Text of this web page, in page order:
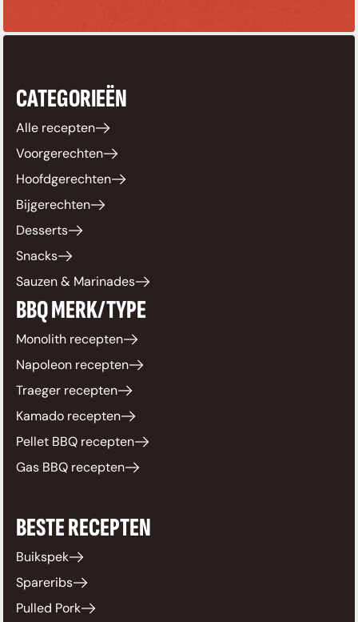
CATEGORIEËN
Alle recepten
Voorgerechten
Hoofdgerechten
Bijgerechten
Desserts
Snacks
Sauzen & Marinades
BBQ MERK/TYPE
Monolith recepten
Napoleon recepten
Traeger recepten
Kamado recepten
Pellet BBQ recepten
Gas BBQ recepten
BESTE RECEPTEN
Buikspek
Spareribs
Pulled Pork